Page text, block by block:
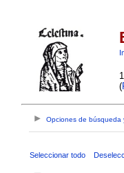
(
Opciones de búsqueda
Seleccionar todo